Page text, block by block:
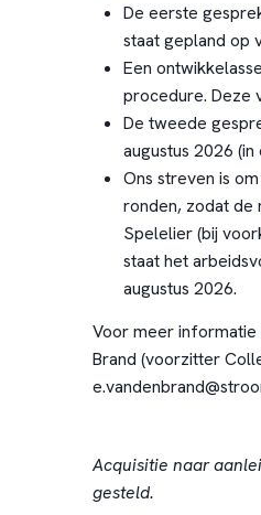
De eerste
staat gepland op
Een
procedure. Deze
De tweede
augustus 2026 (in
Ons streven is
ronden, zodat de
Spelelier (bij
staat het
augustus 2026.
Voor meer informatie
Brand (voorzitter
Acquisitie naar
gesteld.